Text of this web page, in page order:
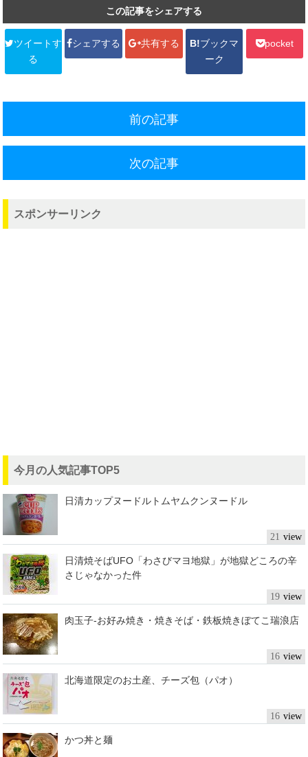
この記事をシェアする
ツイートす
る
シェアする 共有する B!ブックマ
ーク
pocket
前の記事
次の記事
スポンサーリンク
今月の人気記事TOP5
日清カップヌードルトムヤムクンヌードル
21
日清焼そばUFO「わさびマヨ地獄」が地獄どころの辛
さじゃなかった件
19
肉玉子-お好み焼き・焼きそば・鉄板焼きぼてこ瑞浪店
16
北海道限定のお土産、チーズ包（パオ）
16
かつ丼と麺